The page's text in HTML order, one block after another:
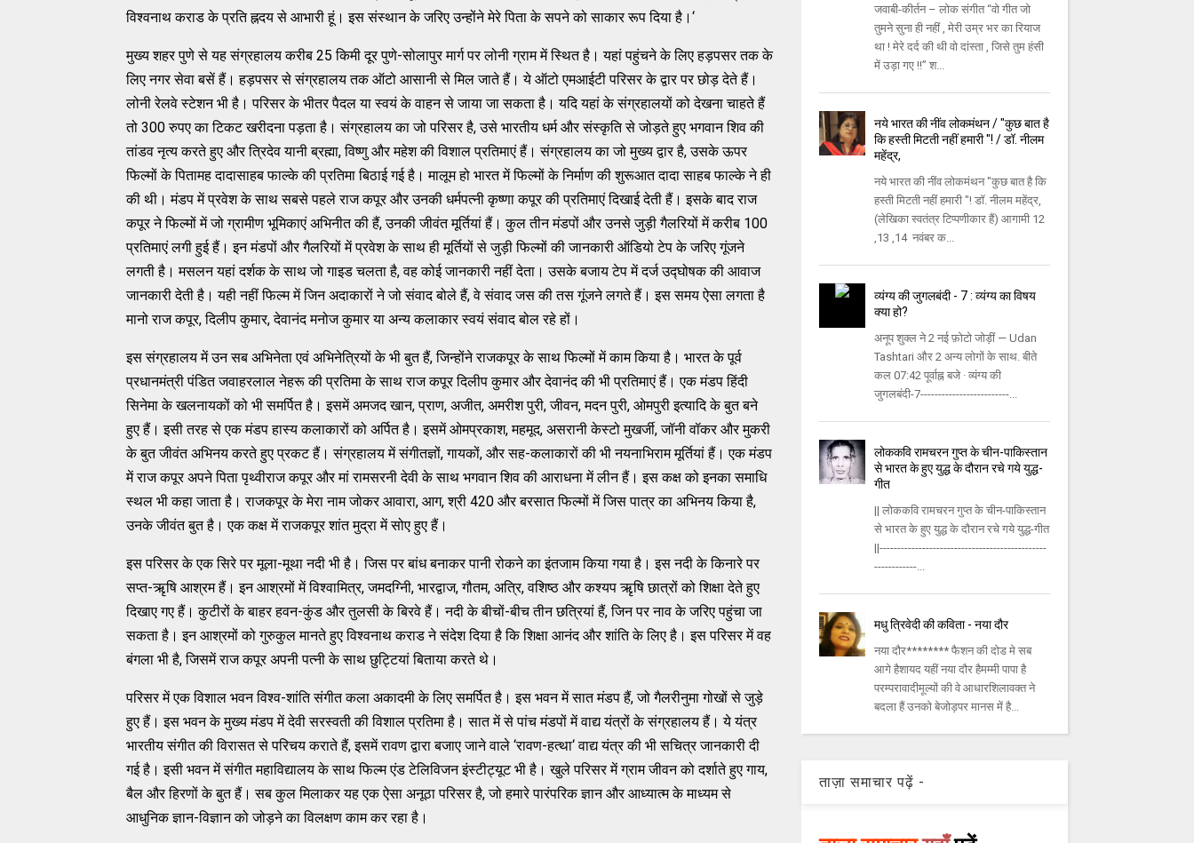
विश्वनाथ कराड के प्रति ह्नदय से आभारी हूं। इस संस्थान के जरिए उन्होंने मेरे पिता के सपने को साकार रूप दिया है।‘
मुख्य शहर पुणे से यह संग्रहालय करीब 25 किमी दूर पुणे-सोलापुर मार्ग पर लोनी ग्राम में स्थित है। यहां पहुंचने के लिए हड़पसर तक के
लिए नगर सेवा बसें हैं। हड़पसर से संग्रहालय तक ऑटो आसानी से मिल जाते हैं। ये ऑटो एमआईटी परिसर के द्वार पर छोड़ देते हैं।
लोनी रेलवे स्टेशन भी है। परिसर के भीतर पैदल या स्वयं के वाहन से जाया जा सकता है। यदि यहां के संग्रहालयों को देखना चाहते हैं
तो 300 रुपए का टिकट खरीदना पड़ता है। संग्रहालय का जो परिसर है, उसे भारतीय धर्म और संस्कृति से जोड़ते हुए भगवान शिव की
तांडव नृत्य करते हुए और त्रिदेव यानी ब्रह्मा, विष्णु और महेश की विशाल प्रतिमाएं हैं। संग्रहालय का जो मुख्य द्वार है, उसके ऊपर
फिल्मों के पितामह दादासाहब फाल्के की प्रतिमा बिठाई गई है। मालूम हो भारत में फिल्मों के निर्माण की शुरूआत दादा साहब फाल्के ने ही
की थी। मंडप में प्रवेश के साथ सबसे पहले राज कपूर और उनकी धर्मपत्नी कृष्णा कपूर की प्रतिमाएं दिखाई देती हैं। इसके बाद राज
कपूर ने फिल्मों में जो ग्रामीण भूमिकाएं अभिनीत की हैं, उनकी जीवंत मूर्तियां हैं। कुल तीन मंडपों और उनसे जुड़ी गैलरियों में करीब 100
प्रतिमाएं लगी हुई हैं। इन मंडपों और गैलरियों में प्रवेश के साथ ही मूर्तियों से जुड़ी फिल्मों की जानकारी ऑडियो टेप के जरिए गूंजने
लगती है। मसलन यहां दर्शक के साथ जो गाइड चलता है, वह कोई जानकारी नहीं देता। उसके बजाय टेप में दर्ज उद्घोषक की आवाज
जानकारी देती है। यही नहीं फिल्म में जिन अदाकारों ने जो संवाद बोले हैं, वे संवाद जस की तस गूंजने लगते हैं। इस समय ऐसा लगता है
मानो राज कपूर, दिलीप कुमार, देवानंद मनोज कुमार या अन्य कलाकार स्वयं संवाद बोल रहे हों।
इस संग्रहालय में उन सब अभिनेता एवं अभिनेत्रियों के भी बुत हैं, जिन्होंने राजकपूर के साथ फिल्मों में काम किया है। भारत के पूर्व
प्रधानमंत्री पंडित जवाहरलाल नेहरू की प्रतिमा के साथ राज कपूर दिलीप कुमार और देवानंद की भी प्रतिमाएं हैं। एक मंडप हिंदी
सिनेमा के खलनायकों को भी समर्पित है। इसमें अमजद खान, प्राण, अजीत, अमरीश पुरी, जीवन, मदन पुरी, ओमपुरी इत्यादि के बुत बने
हुए हैं। इसी तरह से एक मंडप हास्य कलाकारों को अर्पित है। इसमें ओमप्रकाश, महमूद, असरानी केस्टो मुखर्जी, जॉनी वॉकर और मुकरी
के बुत जीवंत अभिनय करते हुए प्रकट हैं। संग्रहालय में संगीतज्ञों, गायकों, और सह-कलाकारों की भी नयनाभिराम मूर्तियां हैं। एक मंडप
में राज कपूर अपने पिता पृथ्वीराज कपूर और मां रामसरनी देवी के साथ भगवान शिव की आराधना में लीन हैं। इस कक्ष को इनका समाधि
स्थल भी कहा जाता है। राजकपूर के मेरा नाम जोकर आवारा, आग, श्री 420 और बरसात फिल्मों में जिस पात्र का अभिनय किया है,
उनके जीवंत बुत है। एक कक्ष में राजकपूर शांत मुद्रा में सोए हुए हैं।
इस परिसर के एक सिरे पर मूला-मूथा नदी भी है। जिस पर बांध बनाकर पानी रोकने का इंतजाम किया गया है। इस नदी के किनारे पर
सप्त-ऋृषि आश्रम हैं। इन आश्रमों में विश्वामित्र, जमदग्निी, भारद्वाज, गौतम, अत्रि, वशिष्ठ और कश्यप ऋृषि छात्रों को शिक्षा देते हुए
दिखाए गए हैं। कुटीरों के बाहर हवन-कुंड और तुलसी के बिरवे हैं। नदी के बीचों-बीच तीन छत्रियां हैं, जिन पर नाव के जरिए पहुंचा जा
सकता है। इन आश्रमों को गुरुकुल मानते हुए विश्वनाथ कराड ने संदेश दिया है कि शिक्षा आनंद और शांति के लिए है। इस परिसर में वह
बंगला भी है, जिसमें राज कपूर अपनी पत्नी के साथ छुट्टियां बिताया करते थे।
परिसर में एक विशाल भवन विश्व-शांति संगीत कला अकादमी के लिए समर्पित है। इस भवन में सात मंडप हैं, जो गैलरीनुमा गोखों से जुड़े
हुए हैं। इस भवन के मुख्य मंडप में देवी सरस्वती की विशाल प्रतिमा है। सात में से पांच मंडपों में वाद्य यंत्रों के संग्रहालय हैं। ये यंत्र
भारतीय संगीत की विरासत से परिचय कराते हैं, इसमें रावण द्वारा बजाए जाने वाले ‘रावण-हत्था‘ वाद्य यंत्र की भी सचित्र जानकारी दी
गई है। इसी भवन में संगीत महाविद्यालय के साथ फिल्म एंड टेलिविजन इंस्टीट्यूट भी है। खुले परिसर में ग्राम जीवन को दर्शाते हुए गाय,
बैल और हिरणों के बुत हैं। सब कुल मिलाकर यह एक ऐसा अनूठा परिसर है, जो हमारे पारंपरिक ज्ञान और आध्यात्म के माध्यम से
आधुनिक ज्ञान-विज्ञान को जोड़ने का विलक्षण काम कर रहा है।
जवाबी-कीर्तन – लोक संगीत “वो गीत जो
तुमने सुना ही नहीं , मेरी उम्र भर का रियाज
था ! मेरे दर्द की थी वो दांस्ता , जिसे तुम हंसी
में उड़ा गए !!” श...
नये भारत की नींव लोकमंथन / "कुछ बात है
कि हस्ती मिटती नहीं हमारी "! / डॉ. नीलम
महेंद्र,
नये भारत की नींव लोकमंथन "कुछ बात है कि
हस्ती मिटती नहीं हमारी "! डॉ. नीलम महेंद्र,
(लेखिका स्वतंत्र टिप्पणीकार हैं) आगामी 12
,13 ,14 नवंबर क...
व्यंग्य की जुगलबंदी - 7 : व्यंग्य का विषय
क्या हो?
अनूप शुक्ल ने 2 नई फ़ोटो जोड़ीं — Udan
Tashtari और 2 अन्य लोगों के साथ. बीते
कल 07:42 पूर्वाह्न बजे · व्यंग्य की
जुगलबंदी-7-------------------------...
लोककवि रामचरन गुप्त के चीन-पाकिस्तान
से भारत के हुए युद्ध के दौरान रचे गये युद्ध-
गीत
|| लोककवि रामचरन गुप्त के चीन-पाकिस्तान
से भारत के हुए युद्ध के दौरान रचे गये युद्ध-गीत
||-----------------------------------------------
------------...
मधु त्रिवेदी की कविता - नया दौर
नया दौर******** फैशन की दोड मे सब
आगे हैशायद यहीं नया दौर हैमम्मी पापा है
परम्परावादीमूल्यों की वे आधारशिलावक्त ने
बदला हैं उनको बेजोड़पर मानस में है...
ताज़ा समाचार पढ़ें -